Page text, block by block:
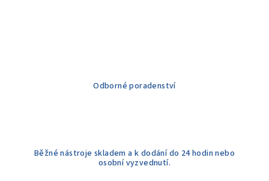
Odborné poradenství
Běžné nástroje skladem a k dodání do 24 hodin nebo
osobní vyzvednutí.